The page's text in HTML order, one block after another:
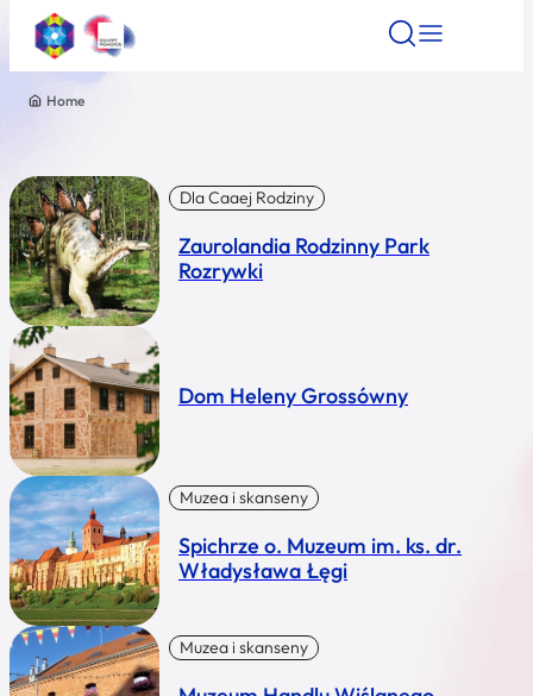
Nazwa atrakcji
Miasto
Kategoria
Home
Dla Caaej Rodziny
Zaurolandia Rodzinny Park
Rozrywki
Dom Heleny Grossówny
Muzea i skanseny
Spichrze o. Muzeum im. ks. dr.
Władysława Łęgi
Muzea i skanseny